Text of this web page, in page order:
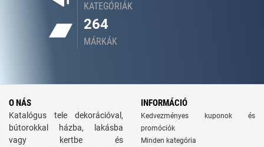
KATEGÓRIÁK
264
MÁRKÁK
O NÁS
Katalógus tele dekorációval,
bútorokkal házba, lakásba
vagy kertbe és
INFORMÁCIÓ
Kedvezményes kuponok és
promóciók
Minden kategória